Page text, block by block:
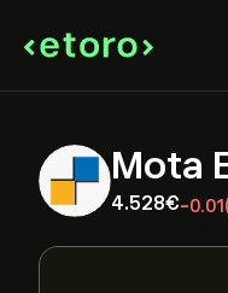
Mota
4.528‎€‎-0.01